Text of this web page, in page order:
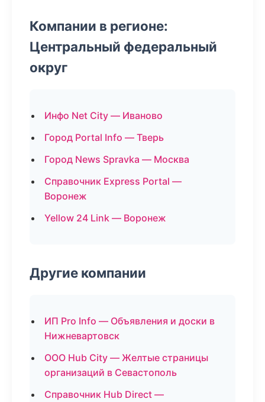
Компании в регионе:
Центральный федеральный
округ
Инфо Net City — Иваново
Город Portal Info — Тверь
Город News Spravka — Москва
Справочник Express Portal —
Воронеж
Yellow 24 Link — Воронеж
Другие компании
ИП Pro Info — Объявления и доски в
Нижневартовск
ООО Hub City — Желтые страницы
организаций в Севастополь
Справочник Hub Direct —